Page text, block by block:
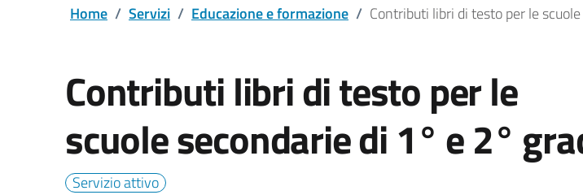
Home / Servizi / Educazione e formazione / Contributi libri di testo per le
Contributi libri di testo per le
scuole secondarie di 1° e 2°
Servizio attivo